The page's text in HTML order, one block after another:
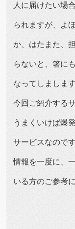
人に届けたい場
られますが、よ
か、はたまた、
らないと、箸に
なってしまします
今回ご紹介する
うまくいけば爆
サービスなのです
情報を一度に、
いる方のご参考